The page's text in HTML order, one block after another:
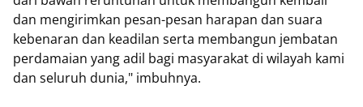
dan mengirimkan pesan-pesan harapan dan suara
kebenaran dan keadilan serta membangun jembatan
perdamaian yang adil bagi masyarakat di wilayah kami
dan seluruh dunia," imbuhnya.